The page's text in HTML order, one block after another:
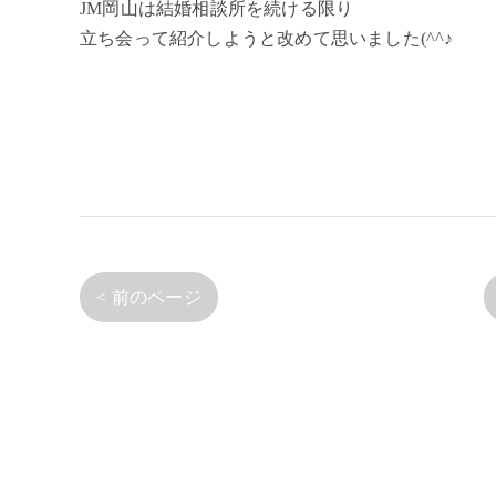
JM岡山は結婚相談所を続ける限り
立ち会って紹介しようと改めて思いました(^^♪
< 前のページ